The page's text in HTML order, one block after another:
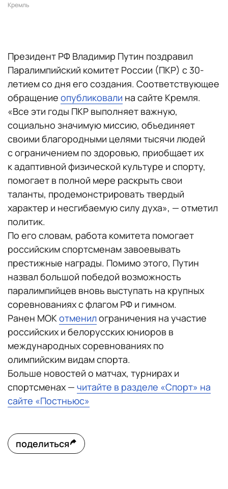
Кремль
Президент РФ Владимир Путин поздравил
Паралимпийский комитет России (ПКР) с 30-
летием со дня его создания. Соответствующее
обращение опубликовали на сайте Кремля.
«Все эти годы ПКР выполняет важную,
социально значимую миссию, объединяет
своими благородными целями тысячи людей
с ограничением по здоровью, приобщает их
к адаптивной физической культуре и спорту,
помогает в полной мере раскрыть свои
таланты, продемонстрировать твердый
характер и несгибаемую силу духа», — отметил
политик.
По его словам, работа комитета помогает
российским спортсменам завоевывать
престижные награды. Помимо этого, Путин
назвал большой победой возможность
паралимпийцев вновь выступать на крупных
соревнованиях с флагом РФ и гимном.
Ранен МОКотменилограничения на участие
российских и белорусских юниоров в
международных соревнованиях по
олимпийским видам спорта.
Больше новостей о матчах, турнирах и
спортсменах — читайте в разделе «Спорт» на
сайте «Постньюс»
поделиться